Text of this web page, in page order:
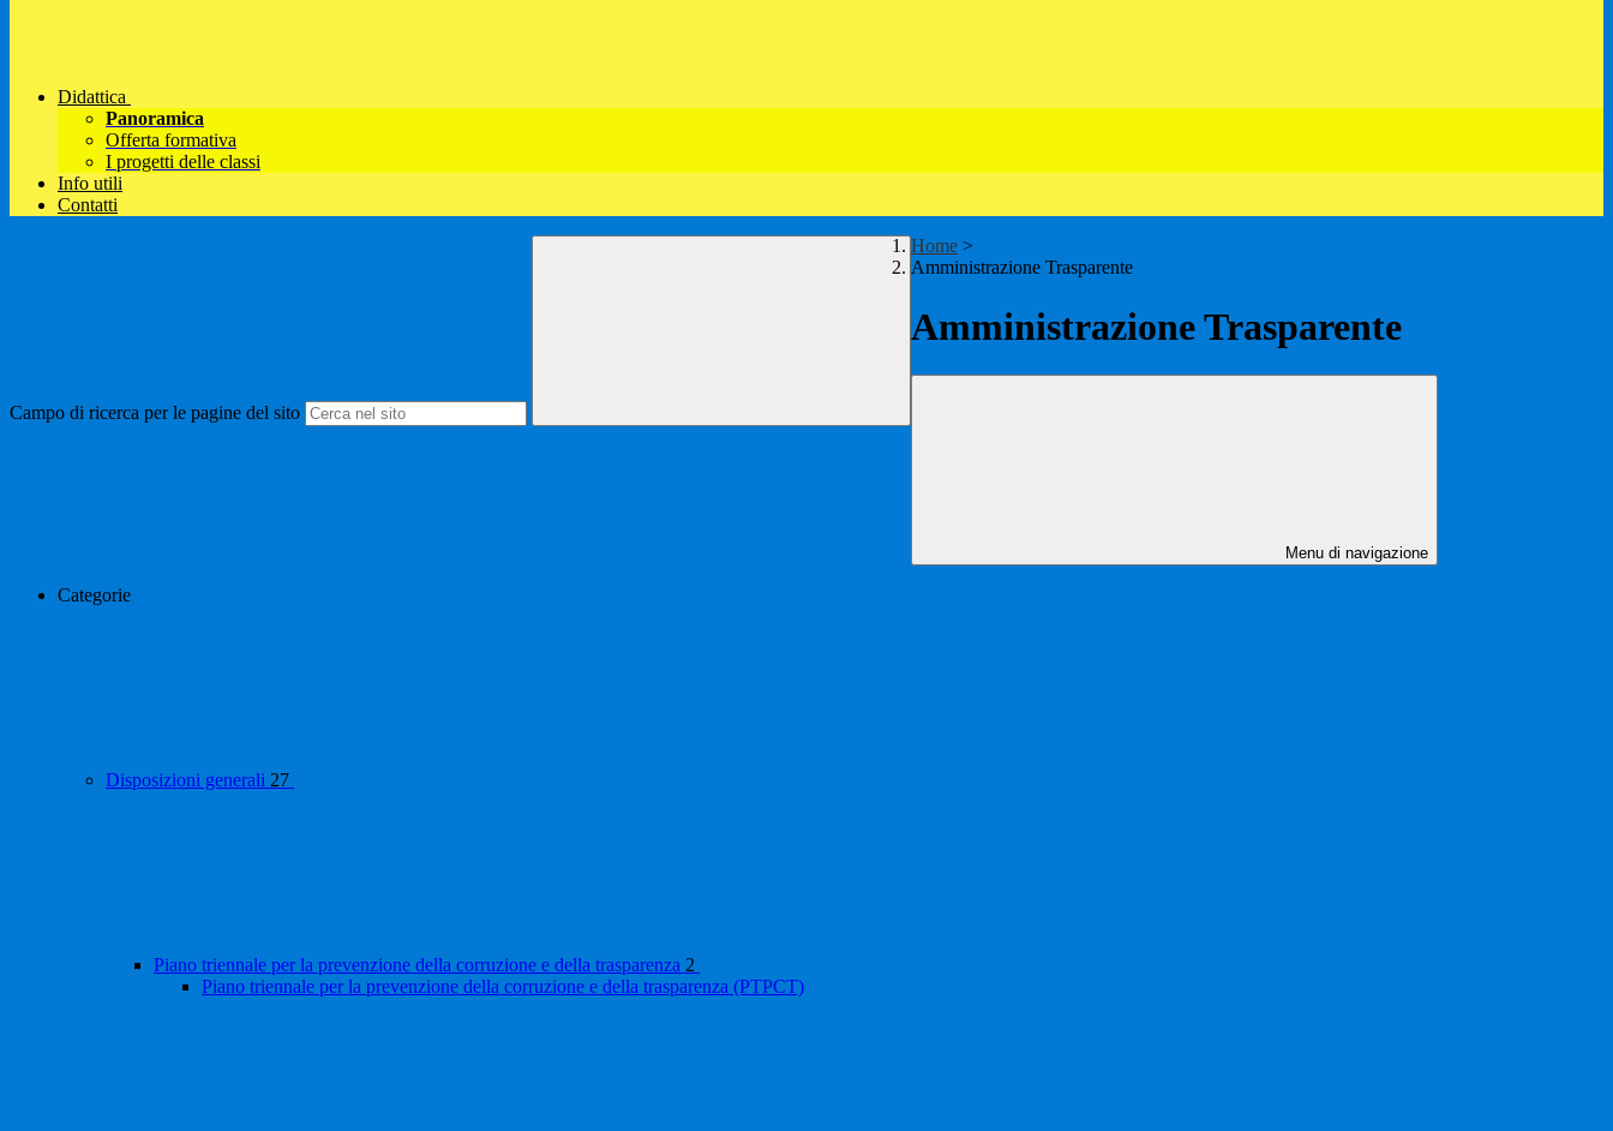
Didattica
Panoramica
Offerta formativa
I progetti delle classi
Info utili
Contatti
Campo di ricerca per le pagine del sito
Home >
Amministrazione Trasparente
Amministrazione Trasparente
Menu di navigazione
Categorie
Disposizioni generali 27
Piano triennale per la prevenzione della corruzione e della trasparenza 2
Piano triennale per la prevenzione della corruzione e della trasparenza (PTPCT)